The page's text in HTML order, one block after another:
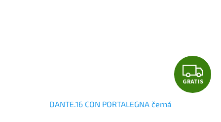
G
R
GRATIS
DANTE.16 CON PORTALEGNA černá